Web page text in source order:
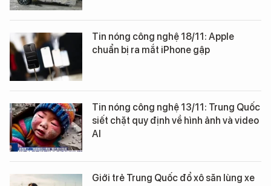
Tin nóng công nghệ 18/11: Apple
chuẩn bị ra mắt iPhone gập
Tin nóng công nghệ 13/11: Trung Quốc
siết chặt quy định về hình ảnh và video
AI
Giới trẻ Trung Quốc đổ xô săn lùng xe